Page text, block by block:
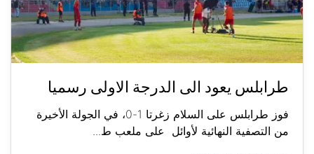
طرابلس يعود الى الدرجة الاولى رسميا
فوز طرابلس على السلام زغرتا 1-0، في الجولة الأخيرة
من التصفية النهائية لأوائل على ملعب ط...